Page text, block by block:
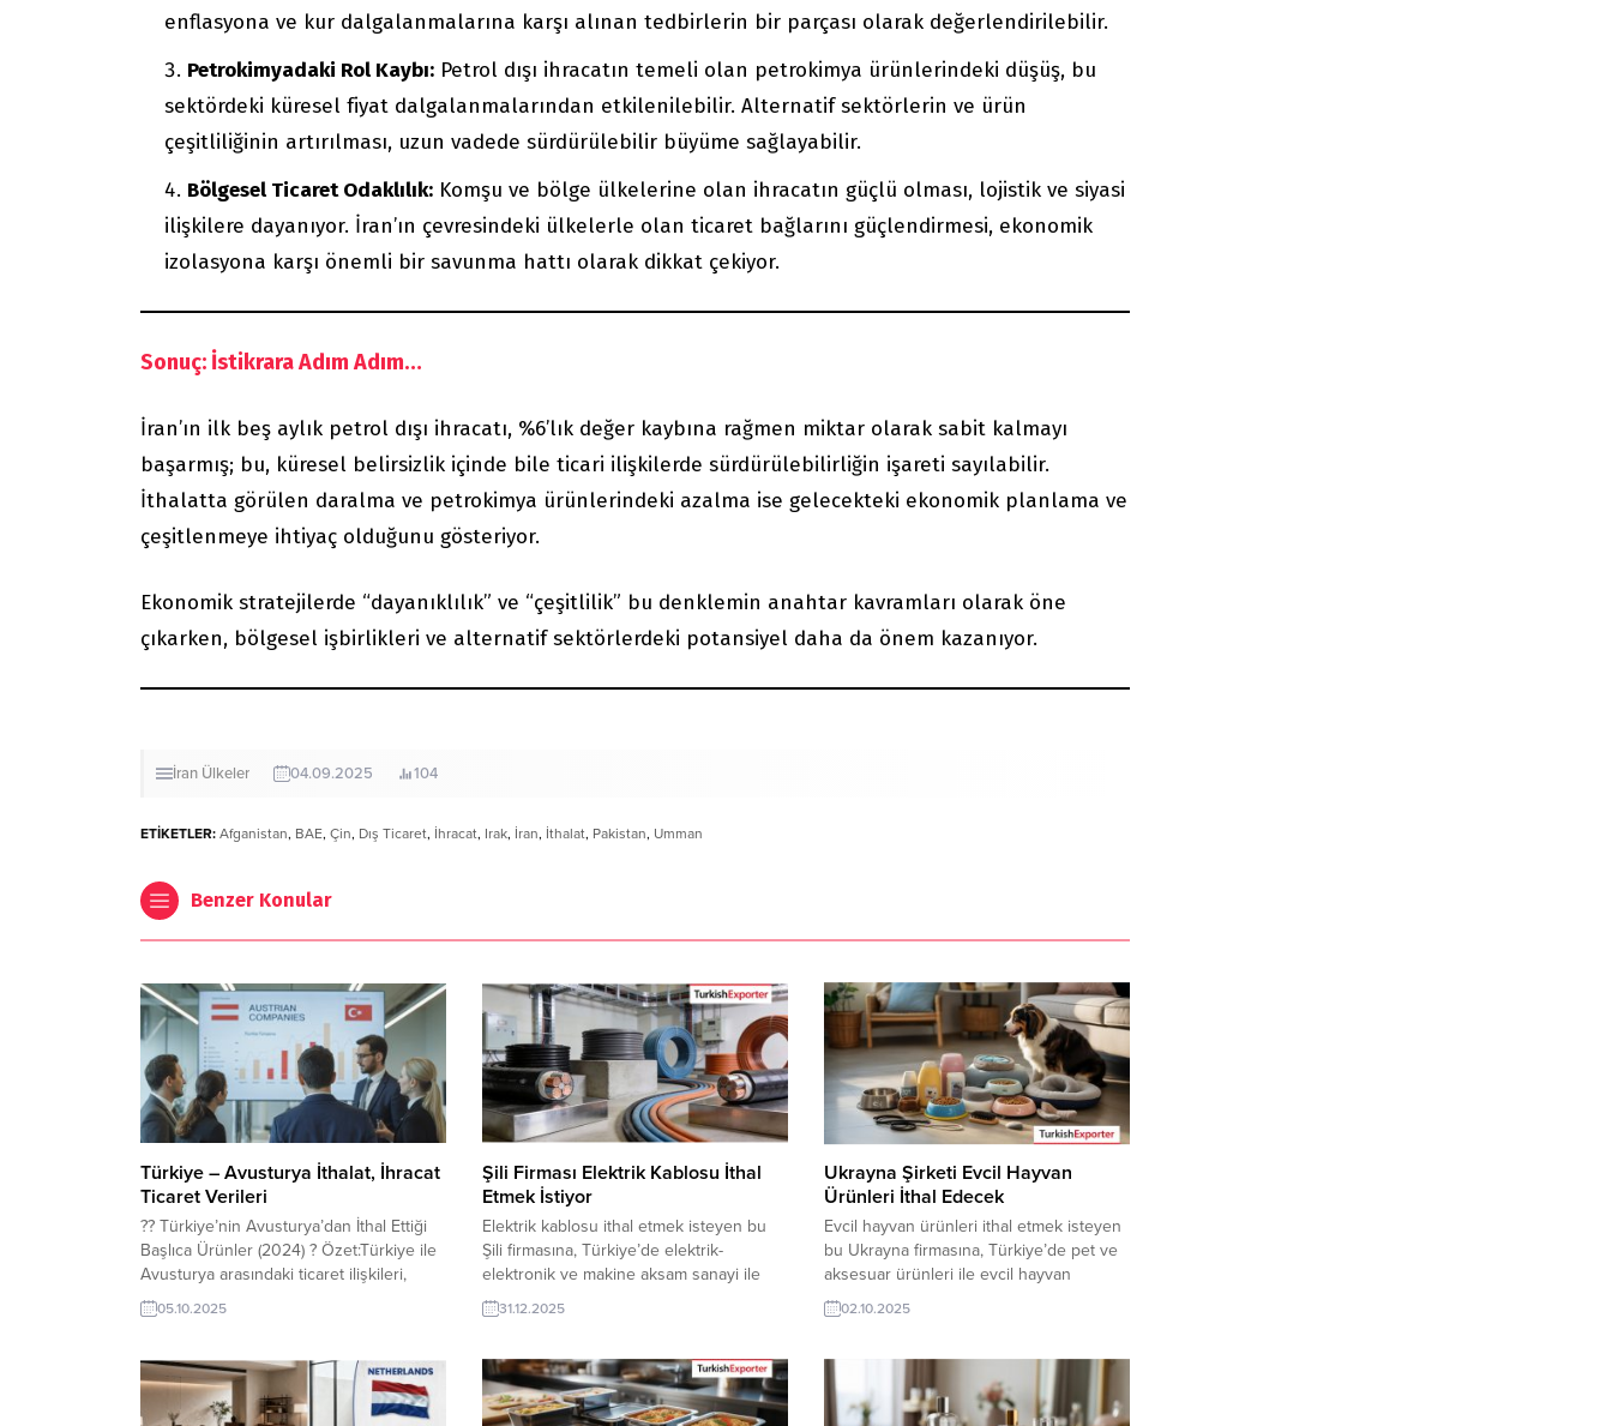
enflasyona ve kur dalgalanmalarına karşı alınan tedbirlerin bir parçası olarak değerlendirilebilir.
Petrokimyadaki Rol Kaybı: Petrol dışı ihracatın temeli olan petrokimya ürünlerindeki düşüş, bu
sektördeki küresel fiyat dalgalanmalarından etkilenilebilir. Alternatif sektörlerin ve ürün
çeşitliliğinin artırılması, uzun vadede sürdürülebilir büyüme sağlayabilir.
Bölgesel Ticaret Odaklılık: Komşu ve bölge ülkelerine olan ihracatın güçlü olması, lojistik ve siyasi
ilişkilere dayanıyor. İran’ın çevresindeki ülkelerle olan ticaret bağlarını güçlendirmesi, ekonomik
izolasyona karşı önemli bir savunma hattı olarak dikkat çekiyor.
Sonuç: İstikrara Adım Adım…
İran’ın ilk beş aylık petrol dışı ihracatı, %6’lık değer kaybına rağmen miktar olarak sabit kalmayı
başarmış; bu, küresel belirsizlik içinde bile ticari ilişkilerde sürdürülebilirliğin işareti sayılabilir.
İthalatta görülen daralma ve petrokimya ürünlerindeki azalma ise gelecekteki ekonomik planlama ve
çeşitlenmeye ihtiyaç olduğunu gösteriyor.
Ekonomik stratejilerde “dayanıklılık” ve “çeşitlilik” bu denklemin anahtar kavramları olarak öne
çıkarken, bölgesel işbirlikleri ve alternatif sektörlerdeki potansiyel daha da önem kazanıyor.
İran Ülkeler 04.09.2025 104
ETİKETLER: Afganistan, BAE, Çin, Dış Ticaret, İhracat, Irak, İran, İthalat, Pakistan, Umman
Benzer Konular
Türkiye – Avusturya İthalat, İhracat
Ticaret Verileri
?? Türkiye’nin Avusturya’dan İthal Ettiği
Başlıca Ürünler (2024) ? Özet:Türkiye ile
Avusturya arasındaki ticaret ilişkileri,
özellikle sanayi ve teknoloji odaklı
ürünlerde güçlü bir şekilde devam
Avusturya’dan yaptığı ithalat, yüksek
katma değerli sektörlerde yoğunlaştı.
Makine, ilaç, kimyasal ürünler, demir-çelik
05.10.2025
Şili Firması Elektrik Kablosu İthal
Etmek İstiyor
Elektrik kablosu ithal etmek isteyen bu
Şili firmasına, Türkiye’de elektrik-
elektronik ve makine aksam sanayi ile
elektrik kabloları üreticisi veya tedarikçisi
olan ihracatçı firmalar teklif sunabilirler.
ilanının iletişim bilgilerine TurkishExporter
VIP üyeleri ile TE üyelik kredisi sahibi
ihracat şirketleri erişebilmektedir. ➤ Bu
31.12.2025
Ukrayna Şirketi Evcil Hayvan
Ürünleri İthal Edecek
Evcil hayvan ürünleri ithal etmek isteyen
bu Ukrayna firmasına, Türkiye’de pet ve
aksesuar ürünleri ile evcil hayvan
ürünleri üreticisi veya tedarikçisi olan
ihracatçı firmalar teklif sunabilirler. Yeni
ilanının iletişim bilgilerine TurkishExporter
VIP üyeleri ile TE üyelik kredisi sahibi
ihracat şirketleri erişebilmektedir. ➤ Bu
02.10.2025